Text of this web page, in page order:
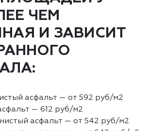
ЧЕМ
И ЗАВИСИТ
асфальт — от 592 руб/м2
— 612 руб/м2
асфальт — от 542 руб/м2